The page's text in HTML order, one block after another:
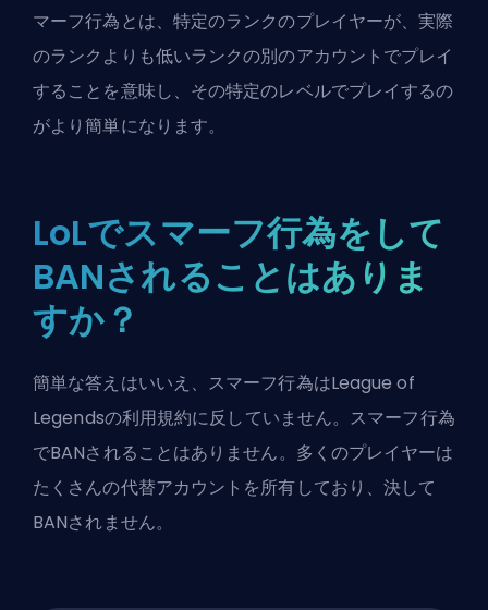
マーフ行為とは、特定のランクのプレイヤーが、実際
のランクよりも低いランクの別のアカウントでプレイ
することを意味し、その特定のレベルでプレイするの
がより簡単になります。
LoLでスマーフ行為をして
BANされることはありま
すか？
簡単な答えはいいえ、スマーフ行為はLeague of
Legendsの利用規約に反していません。スマーフ行為
でBANされることはありません。多くのプレイヤーは
たくさんの代替アカウントを所有しており、決して
BANされません。